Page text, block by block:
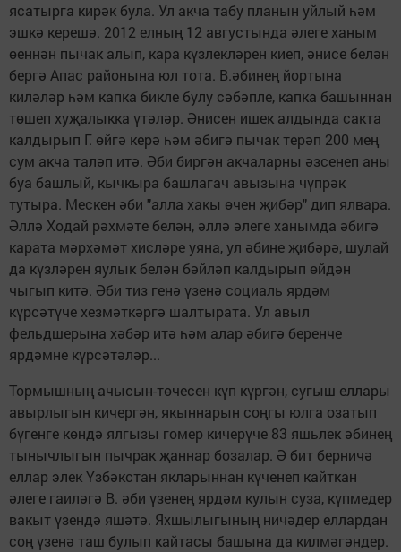
ясатырга кирәк була. Ул акча табу планын уйлый һәм
эшкә керешә. 2012 елның 12 августында әлеге ханым
өеннән пычак алып, кара күзлекләрен киеп, әнисе белән
бергә Апас районына юл тота. В.әбинең йортына
киләләр һәм капка бикле булу сәбәпле, капка башыннан
төшеп хуҗалыкка үтәләр. Әнисен ишек алдында сакта
калдырып Г. өйгә керә һәм әбигә пычак терәп 200 мең
сум акча таләп итә. Әби биргән акчаларны әзсенеп аны
буа башлый, кычкыра башлагач авызына чүпрәк
тутыра. Мескен әби "алла хакы өчен җибәр" дип ялвара.
Әллә Ходай рәхмәте белән, әллә әлеге ханымда әбигә
карата мәрхәмәт хисләре уяна, ул әбине җибәрә, шулай
да күзләрен яулык белән бәйләп калдырып өйдән
чыгып китә. Әби тиз генә үзенә социаль ярдәм
күрсәтүче хезмәткәргә шалтырата. Ул авыл
фельдшерына хәбәр итә һәм алар әбигә беренче
ярдәмне күрсәтәләр...
Тормышның ачысын-төчесен күп күргән, сугыш еллары
авырлыгын кичергән, якыннарын соңгы юлга озатып
бүгенге көндә ялгызы гомер кичерүче 83 яшьлек әбинең
тынычлыгын пычрак җаннар бозалар. Ә бит берничә
еллар элек Үзбәкстан якларыннан күченеп кайткан
әлеге гаиләгә В. әби үзенең ярдәм кулын суза, күпмедер
вакыт үзендә яшәтә. Яхшылыгының ничәдер еллардан
соң үзенә таш булып кайтасы башына да килмәгәндер.